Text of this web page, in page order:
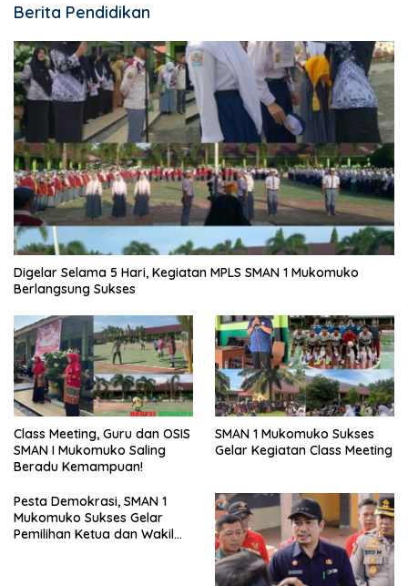
Berita Pendidikan
Digelar Selama 5 Hari, Kegiatan MPLS SMAN 1 Mukomuko
Berlangsung Sukses
Class Meeting, Guru dan OSIS
SMAN I Mukomuko Saling
Beradu Kemampuan!
SMAN 1 Mukomuko Sukses
Gelar Kegiatan Class Meeting
Pesta Demokrasi, SMAN 1
Mukomuko Sukses Gelar
Pemilihan Ketua dan Wakil